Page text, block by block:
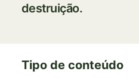
destruição.
Tipo de conteúdo